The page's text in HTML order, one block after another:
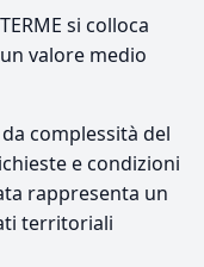
si colloca
valore medio
complessità del
e condizioni
rappresenta un
territoriali